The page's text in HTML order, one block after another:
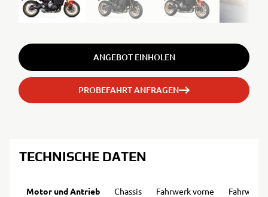
ANGEBOT EINHOLEN
PROBEFAHRT ANFRAGEN
TECHNISCHE DATEN
Motor und Antrieb Chassis Fahrwerk vorne Fahrwerk